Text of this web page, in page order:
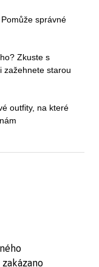
správné
Zkuste s
zažehnete starou
outfity, na které
zakázano